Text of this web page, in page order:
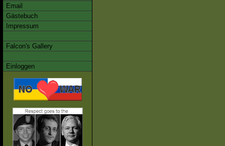
Email
Gästebuch
Impressum
Falcon's Gallery
Einloggen